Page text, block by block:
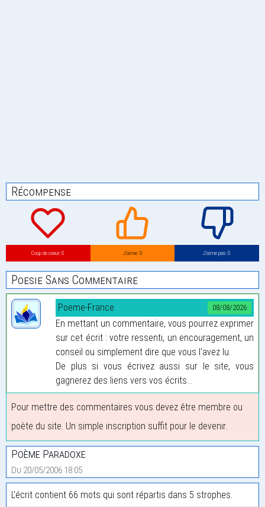
Récompense
Coup de coeur: 0 J’aime: 0 J’aime pas: 0
Poesie Sans Commentaire
08/08/2026
Poeme-France
En mettant un commentaire, vous pourrez exprimer
sur cet écrit : votre ressenti, un encouragement, un
conseil ou simplement dire que vous l'avez lu.
De plus si vous écrivez aussi sur le site, vous
gagnerez des liens vers vos écrits...
Pour mettre des commentaires vous devez être membre ou
poète du site. Un simple inscription suffit pour le devenir.
Poème Paradoxe
Du 20/05/2006 18:05
L'écrit contient 66 mots qui sont répartis dans 5 strophes.